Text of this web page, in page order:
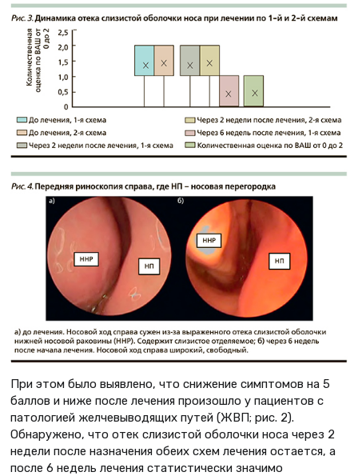
При этом было выявлено, что снижение симптомов на 5
баллов и ниже после лечения произошло у пациентов с
патологией желчевыводящих путей (ЖВП; рис. 2).
Обнаружено, что отек слизистой оболочки носа через 2
недели после назначения обеих схем лечения остается, а
после 6 недель лечения статистически значимо